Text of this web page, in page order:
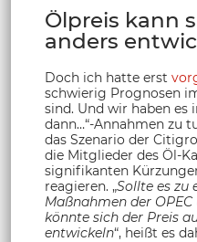
Ölpreis kann
anders
Doch ich hatte erst
schwierig Prognosen
sind. Und wir haben es
dann…“-Annahmen zu
das Szenario der
die Mitglieder des Öl-
signifikanten
reagieren. „Sollte es zu
Maßnahmen der
könnte sich der Preis
entwickeln“, heißt es